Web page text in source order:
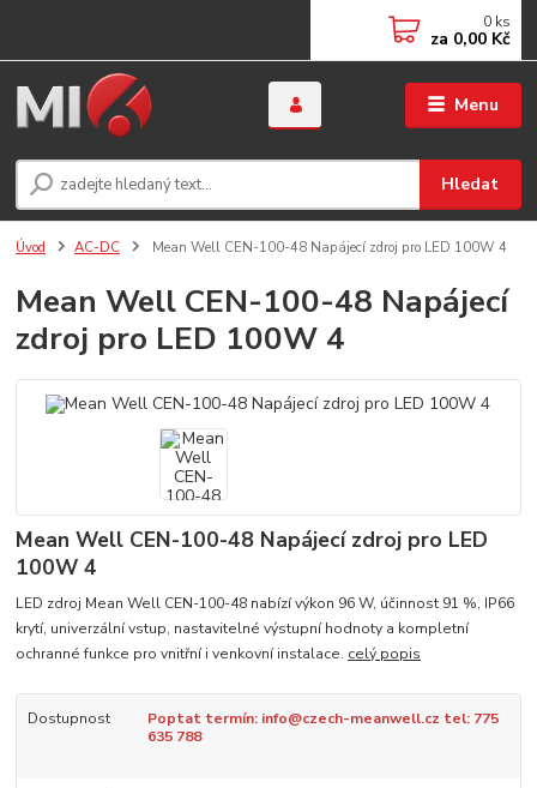
Menu
Hledat
0 ks
za 0,00 Kč
Úvod AC-DC Mean Well CEN-100-48 Napájecí zdroj pro LED 100W 4
Mean Well CEN-100-48 Napájecí
zdroj pro LED 100W 4
Mean Well CEN-100-48 Napájecí zdroj pro LED
100W 4
LED zdroj Mean Well CEN-100-48 nabízí výkon 96 W, účinnost 91 %, IP66
krytí, univerzální vstup, nastavitelné výstupní hodnoty a kompletní
ochranné funkce pro vnitřní i venkovní instalace. celý popis
Dostupnost
Poptat termín: info@czech-meanwell.cz tel: 775
635 788